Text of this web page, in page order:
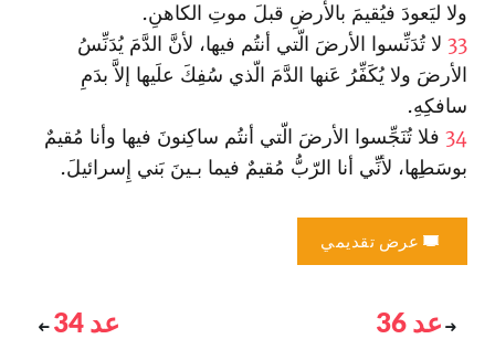
ولا ليَعودَ فيُقيمَ بالأرضِ قبلَ موتِ الكاهنِ.
33 لا تُدَنِّسوا الأرضَ الّتي أنتُم فيها، لأنَّ الدَّمَ يُدَنِّسُ
الأرضَ ولا يُكَفِّرُ عَنها الدَّمَ الّذي سُفِكَ علَيها إلاَّ بدَمِ
سافكِهِ.
34 فلا تُنَجِّسوا الأرضَ الّتي أنتُم ساكِنونَ فيها وأنا مُقيمٌ
بوسَطِها، لأنِّي أنا الرّبُّ مُقيمٌ فيما بـينَ بَني إِسرائيلَ.
عرض تقديمي
عد 36 عد 34